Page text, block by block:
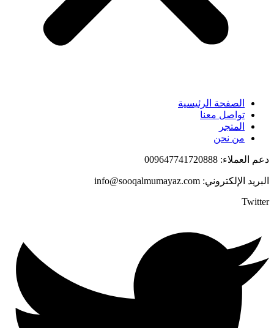
الصفحة الرئيسية
تواصل معنا
المتجر
من نحن
دعم العملاء: 009647741720888
البريد الإلكتروني: info@sooqalmumayaz.com
Twitter